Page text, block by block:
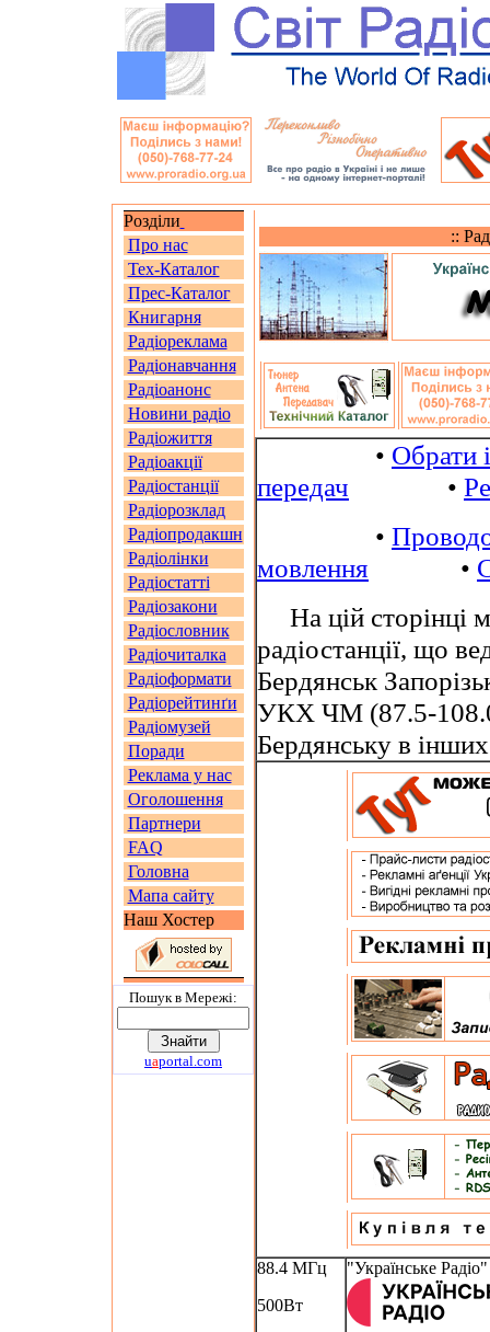
Розділи
Про нас
Тех-Каталог
Прес-Каталог
Книгарня
Радіореклама
Радіонавчання
Радіоанонс
Новини радіо
Радіожиття
Радіоакції
Радіостанції
Радіорозклад
Радіопродакшн
Радіолінки
Радіостатті
Радіозакони
Радіословник
Радіочиталка
Радіоформати
Радіорейтинґи
Радіомузей
Поради
Реклама у нас
Оголошення
Партнери
FAQ
Головна
Мапа сайту
Наш Хостер
Пошук в Мережi:
uaportal.com
::
• Обрати
передач •
•
мовлення •
На цій сторінці
радіостанції, що
Бердянськ
УКХ ЧМ (87.5-
Бердянську в
88.4 МГц
500Вт
"Українське Радіо"